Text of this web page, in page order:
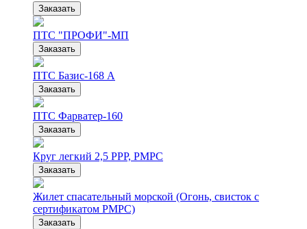
Заказать
ПТС "ПРОФИ"-МП
Заказать
ПТС Базис-168 А
Заказать
ПТС Фарватер-160
Заказать
Круг легкий 2,5 РРР, РМРС
Заказать
Жилет спасательный морской (Огонь, свисток с
сертификатом РМРС)
Заказать